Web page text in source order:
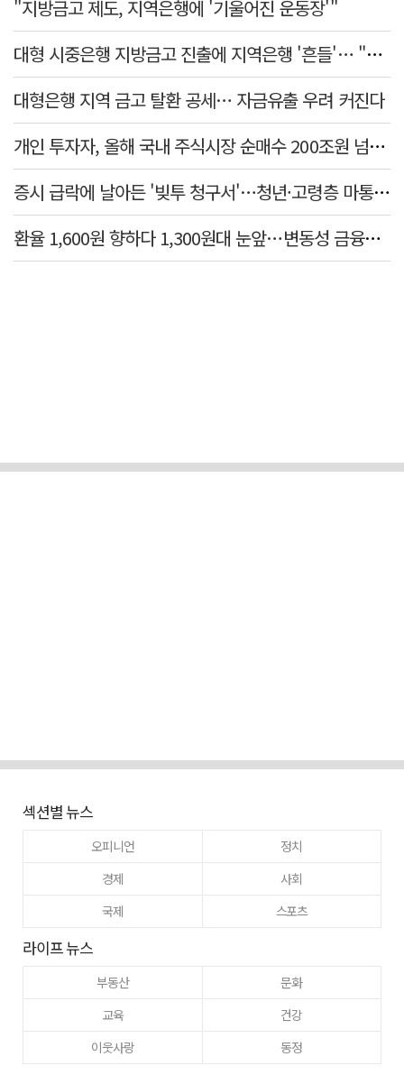
"지방금고 제도, 지역은행에 '기울어진 운동장'"
대형 시중은행 지방금고 진출에 지역은행 '흔들'… "생태계 보호 장치 필요"
대형은행 지역 금고 탈환 공세… 자금유출 우려 커진다
개인 투자자, 올해 국내 주식시장 순매수 200조원 넘었다
증시 급락에 날아든 '빚투 청구서'…청년·고령층 마통 연체↑
환율 1,600원 향하다 1,300원대 눈앞…변동성 금융위기 후 최고
섹션별 뉴스
오피니언
정치
경제
사회
국제
스포츠
라이프 뉴스
부동산
문화
교육
건강
이웃사랑
동정